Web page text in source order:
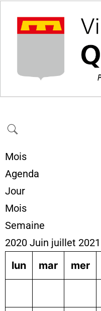
Mois
Agenda
Jour
Mois
Semaine
2020 Juin juillet 2021
lun
mar mer